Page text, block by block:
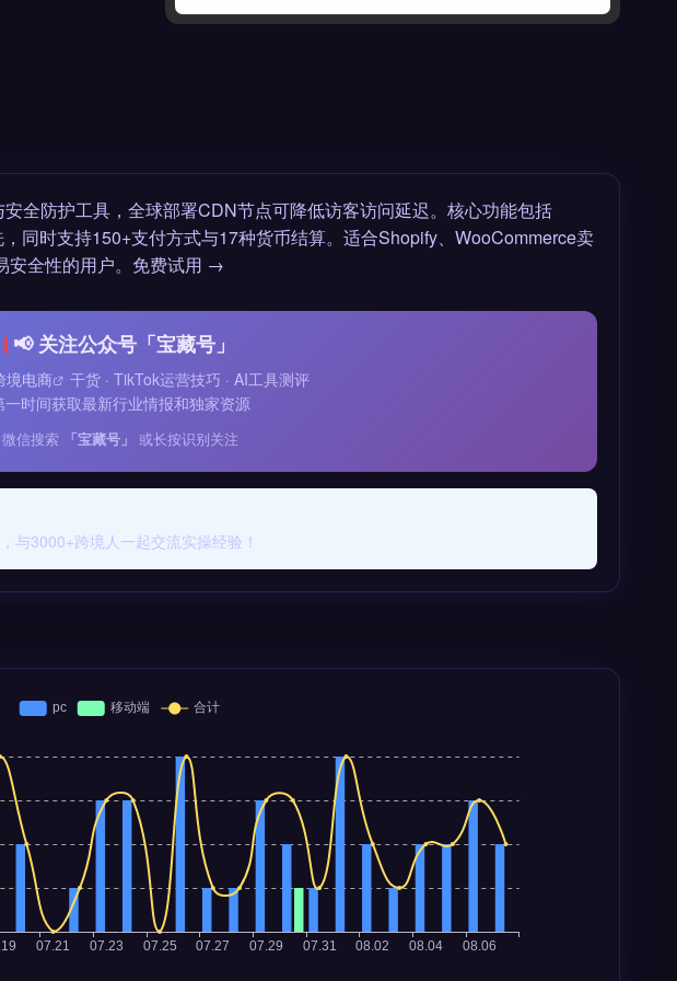
全防护工具，全球部署CDN节点可降低访客访问延迟。核心功能包括
同时支持150+支付方式与17种货币结算。适合Shopify、WooCommerce卖
安全性的用户。免费试用 →
📢 关注公众号「宝藏号」
境电商
干货 · TikTok运营技巧 · AI工具测评
一时间获取最新行业情报和独家资源
微信搜索 「宝藏号」 或长按识别关注
与3000+跨境人一起交流实操经验！